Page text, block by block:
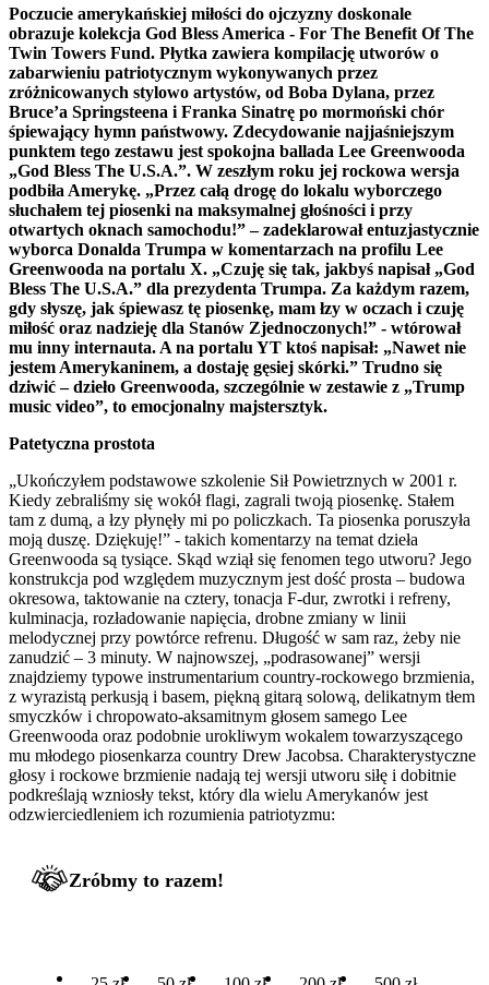
Poczucie amerykańskiej miłości do ojczyzny doskonale
obrazuje kolekcja God Bless America - For The Benefit Of The
Twin Towers Fund. Płytka zawiera kompilację utworów o
zabarwieniu patriotycznym wykonywanych przez
zróżnicowanych stylowo artystów, od Boba Dylana, przez
Bruce’a Springsteena i Franka Sinatrę po mormoński chór
śpiewający hymn państwowy. Zdecydowanie najjaśniejszym
punktem tego zestawu jest spokojna ballada Lee Greenwooda
„God Bless The U.S.A.”. W zeszłym roku jej rockowa wersja
podbiła Amerykę. „Przez całą drogę do lokalu wyborczego
słuchałem tej piosenki na maksymalnej głośności i przy
otwartych oknach samochodu!” – zadeklarował entuzjastycznie
wyborca Donalda Trumpa w komentarzach na profilu Lee
Greenwooda na portalu X. „Czuję się tak, jakbyś napisał „God
Bless The U.S.A.” dla prezydenta Trumpa. Za każdym razem,
gdy słyszę, jak śpiewasz tę piosenkę, mam łzy w oczach i czuję
miłość oraz nadzieję dla Stanów Zjednoczonych!” - wtórował
mu inny internauta. A na portalu YT ktoś napisał: „Nawet nie
jestem Amerykaninem, a dostaję gęsiej skórki.” Trudno się
dziwić – dzieło Greenwooda, szczególnie w zestawie z „Trump
music video”, to emocjonalny majstersztyk.
Patetyczna prostota
„Ukończyłem podstawowe szkolenie Sił Powietrznych w 2001 r.
Kiedy zebraliśmy się wokół flagi, zagrali twoją piosenkę. Stałem
tam z dumą, a łzy płynęły mi po policzkach. Ta piosenka poruszyła
moją duszę. Dziękuję!” - takich komentarzy na temat dzieła
Greenwooda są tysiące. Skąd wziął się fenomen tego utworu? Jego
konstrukcja pod względem muzycznym jest dość prosta – budowa
okresowa, taktowanie na cztery, tonacja F-dur, zwrotki i refreny,
kulminacja, rozładowanie napięcia, drobne zmiany w linii
melodycznej przy powtórce refrenu. Długość w sam raz, żeby nie
zanudzić – 3 minuty. W najnowszej, „podrasowanej” wersji
znajdziemy typowe instrumentarium country-rockowego brzmienia,
z wyrazistą perkusją i basem, piękną gitarą solową, delikatnym tłem
smyczków i chropowato-aksamitnym głosem samego Lee
Greenwooda oraz podobnie urokliwym wokalem towarzyszącego
mu młodego piosenkarza country Drew Jacobsa. Charakterystyczne
głosy i rockowe brzmienie nadają tej wersji utworu siłę i dobitnie
podkreślają wzniosły tekst, który dla wielu Amerykanów jest
odzwierciedleniem ich rozumienia patriotyzmu:
Zróbmy to razem!